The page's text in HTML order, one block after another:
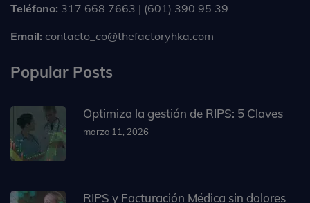
Teléfono: 317 668 7663 | (601) 390 95 39
Email: contacto_co@thefactoryhka.com
Popular Posts
Optimiza la gestión de RIPS: 5 Claves
marzo 11, 2026
RIPS y Facturación Médica sin dolores